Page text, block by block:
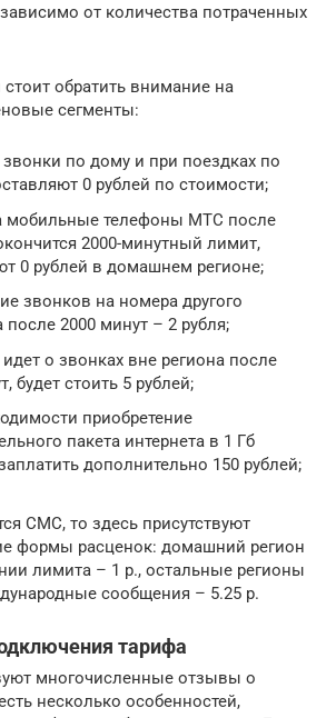
от количества потраченных
обратить внимание на
сегменты:
по дому и при поездках по
0 рублей по стоимости;
мобильные телефоны МТС после
2000-минутный лимит,
0 рублей в домашнем регионе;
звонков на номера другого
после 2000 минут – 2 рубля;
о звонках вне региона после
будет стоить 5 рублей;
приобретение
пакета интернета в 1 Гб
дополнительно 150 рублей;
СМС, то здесь присутствуют
формы расценок: домашний регион
лимита – 1 р., остальные регионы
сообщения – 5.25 р.
тарифа
многочисленные отзывы о
несколько особенностей,